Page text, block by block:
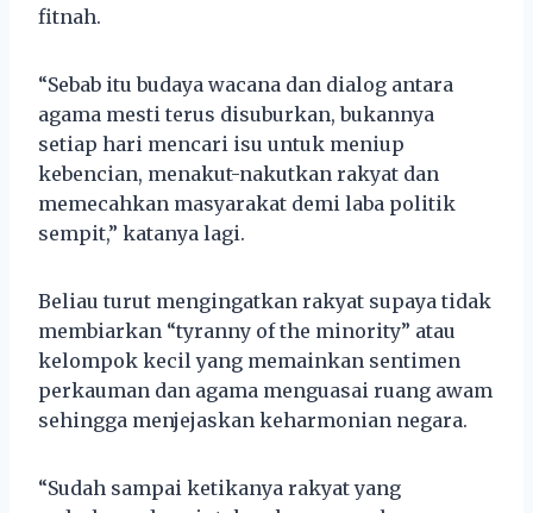
fitnah.
“Sebab itu budaya wacana dan dialog antara
agama mesti terus disuburkan, bukannya
setiap hari mencari isu untuk meniup
kebencian, menakut-nakutkan rakyat dan
memecahkan masyarakat demi laba politik
sempit,” katanya lagi.
Beliau turut mengingatkan rakyat supaya tidak
membiarkan “tyranny of the minority” atau
kelompok kecil yang memainkan sentimen
perkauman dan agama menguasai ruang awam
sehingga menjejaskan keharmonian negara.
“Sudah sampai ketikanya rakyat yang